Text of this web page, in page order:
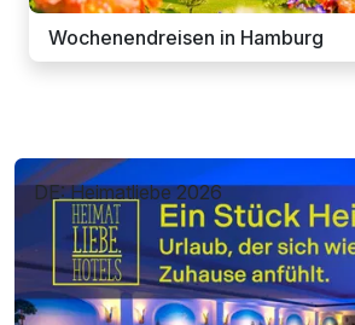
Wochenendreisen in Hamburg
DE: Heimatliebe 2026